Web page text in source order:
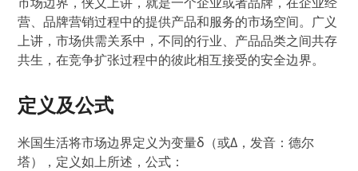
营、品牌营销过程中的提供产品和服务的市场空间。广义
上讲，市场供需关系中，不同的行业、产品品类之间共存
共生，在竞争扩张过程中的彼此相互接受的安全边界。
定义及公式
米国生活将市场边界定义为变量δ（或Δ，发音：德尔
塔），定义如上所述，公式：